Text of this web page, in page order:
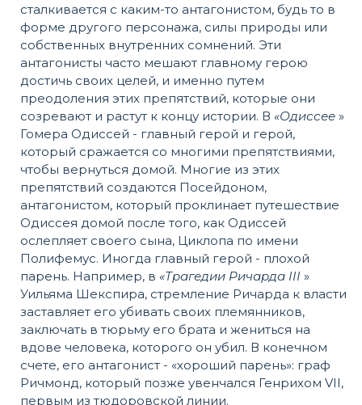
сталкивается с каким-то антагонистом, будь то в
форме другого персонажа, силы природы или
собственных внутренних сомнений. Эти
антагонисты часто мешают главному герою
достичь своих целей, и именно путем
преодоления этих препятствий, которые они
созревают и растут к концу истории. В «Одиссее »
Гомера Одиссей - главный герой и герой,
который сражается со многими препятствиями,
чтобы вернуться домой. Многие из этих
препятствий создаются Посейдоном,
антагонистом, который проклинает путешествие
Одиссея домой после того, как Одиссей
ослепляет своего сына, Циклопа по имени
Полифемус. Иногда главный герой - плохой
парень. Например, в «Трагедии Ричарда III »
Уильяма Шекспира, стремление Ричарда к власти
заставляет его убивать своих племянников,
заключать в тюрьму его брата и жениться на
вдове человека, которого он убил. В конечном
счете, его антагонист - «хороший парень»: граф
Ричмонд, который позже увенчался Генрихом VII,
первым из тюдоровской линии.